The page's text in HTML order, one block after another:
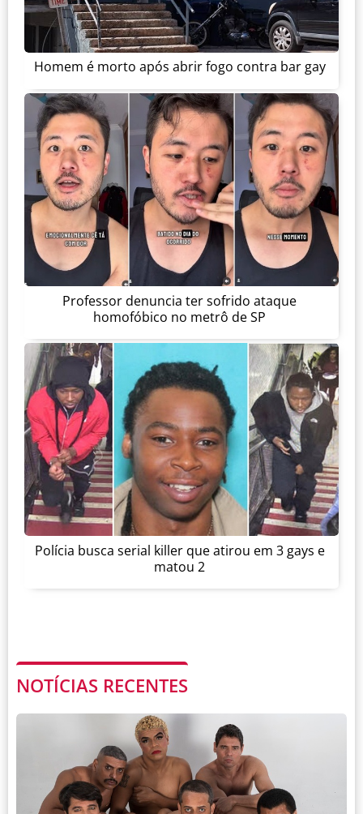
Homem é morto após abrir fogo contra bar gay
Professor denuncia ter sofrido ataque
homofóbico no metrô de SP
Polícia busca serial killer que atirou em 3 gays e
matou 2
NOTÍCIAS RECENTES